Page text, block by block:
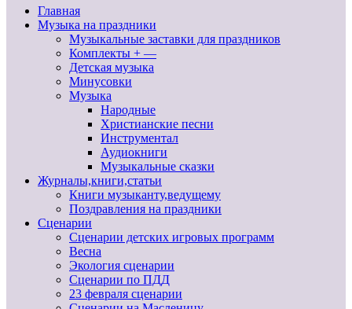
Главная
Музыка на праздники
Музыкальные заставки для праздников
Комплекты + —
Детская музыка
Минусовки
Музыка
Народные
Христианские песни
Инструментал
Аудиокниги
Музыкальные сказки
Журналы,книги,статьи
Книги музыканту,ведущему
Поздравления на праздники
Сценарии
Сценарии детских игровых программ
Весна
Экология сценарии
Сценарии по ПДД
23 февраля сценарии